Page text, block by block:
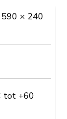
× 240
tot +60